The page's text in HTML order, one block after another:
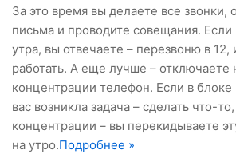
За это время вы делаете все звонки,
письма и проводите совещания. Если
утра, вы отвечаете – перезвоню в
работать. А еще лучше – отключаете
концентрации телефон. Если в
вас возникла задача – сделать что-
концентрации – вы перекидываете
на утро.Подробнее »